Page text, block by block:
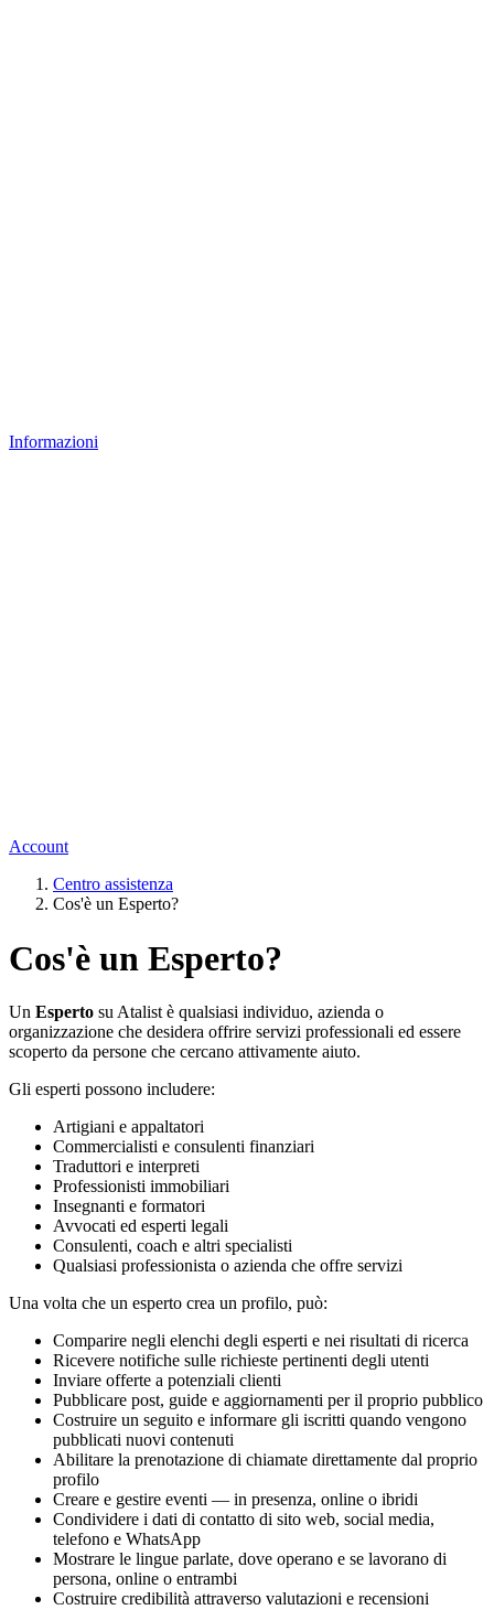
Informazioni
Account
Centro assistenza
Cos'è un Esperto?
Cos'è un Esperto?
Un Esperto su Atalist è qualsiasi individuo, azienda o
organizzazione che desidera offrire servizi professionali ed essere
scoperto da persone che cercano attivamente aiuto.
Gli esperti possono includere:
Artigiani e appaltatori
Commercialisti e consulenti finanziari
Traduttori e interpreti
Professionisti immobiliari
Insegnanti e formatori
Avvocati ed esperti legali
Consulenti, coach e altri specialisti
Qualsiasi professionista o azienda che offre servizi
Una volta che un esperto crea un profilo, può:
Comparire negli elenchi degli esperti e nei risultati di ricerca
Ricevere notifiche sulle richieste pertinenti degli utenti
Inviare offerte a potenziali clienti
Pubblicare post, guide e aggiornamenti per il proprio pubblico
Costruire un seguito e informare gli iscritti quando vengono
pubblicati nuovi contenuti
Abilitare la prenotazione di chiamate direttamente dal proprio
profilo
Creare e gestire eventi — in presenza, online o ibridi
Condividere i dati di contatto di sito web, social media,
telefono e WhatsApp
Mostrare le lingue parlate, dove operano e se lavorano di
persona, online o entrambi
Costruire credibilità attraverso valutazioni e recensioni